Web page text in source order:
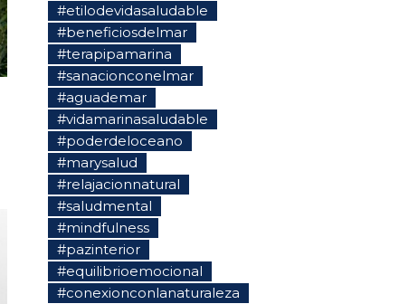
#etilodevidasaludable
#beneficiosdelmar
#terapipamarina
#sanacionconelmar
#aguademar
#vidamarinasaludable
#poderdeloceano
#marysalud
#relajacionnatural
#saludmental
#mindfulness
#pazinterior
#equilibrioemocional
#conexionconlanaturaleza